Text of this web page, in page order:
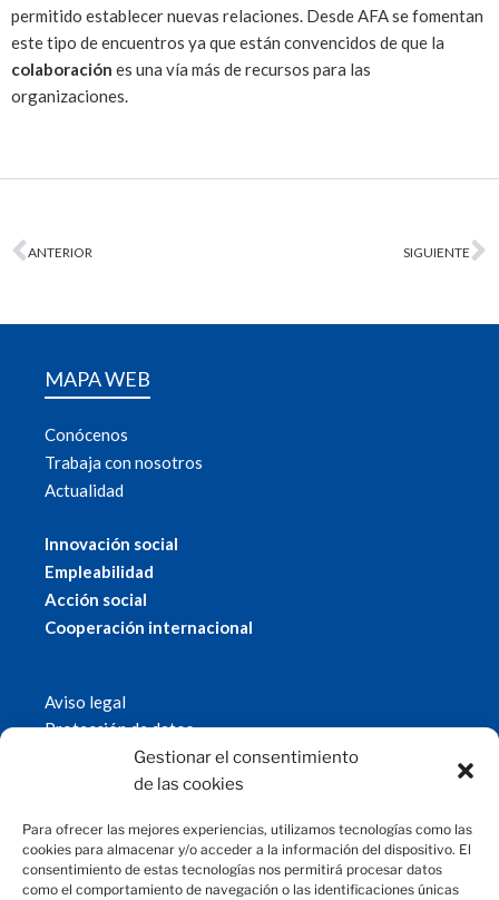
Gestionar el consentimiento
de las cookies
Para ofrecer las mejores experiencias, utilizamos tecnologías como las
cookies para almacenar y/o acceder a la información del dispositivo. El
consentimiento de estas tecnologías nos permitirá procesar datos
como el comportamiento de navegación o las identificaciones únicas
permitido establecer nuevas relaciones. Desde AFA se fomentan
este tipo de encuentros ya que están convencidos de que la
colaboración es una vía más de recursos para las
organizaciones.
ANTERIOR SIGUIENTE
MAPA WEB
Conócenos
Trabaja con nosotros
Actualidad
Innovación social
Empleabilidad
Acción social
Cooperación internacional
Aviso legal
Protección de datos
Política de cookies
© 2019 Fundación Magtel.
CONTACTO